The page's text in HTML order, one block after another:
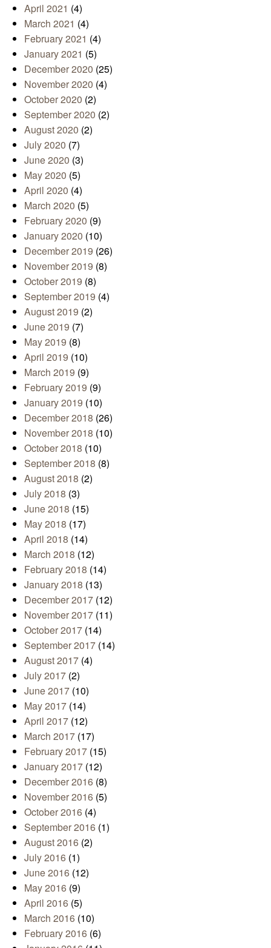
April 2021 (4)
March 2021 (4)
February 2021 (4)
January 2021 (5)
December 2020 (25)
November 2020 (4)
October 2020 (2)
September 2020 (2)
August 2020 (2)
July 2020 (7)
June 2020 (3)
May 2020 (5)
April 2020 (4)
March 2020 (5)
February 2020 (9)
January 2020 (10)
December 2019 (26)
November 2019 (8)
October 2019 (8)
September 2019 (4)
August 2019 (2)
June 2019 (7)
May 2019 (8)
April 2019 (10)
March 2019 (9)
February 2019 (9)
January 2019 (10)
December 2018 (26)
November 2018 (10)
October 2018 (10)
September 2018 (8)
August 2018 (2)
July 2018 (3)
June 2018 (15)
May 2018 (17)
April 2018 (14)
March 2018 (12)
February 2018 (14)
January 2018 (13)
December 2017 (12)
November 2017 (11)
October 2017 (14)
September 2017 (14)
August 2017 (4)
July 2017 (2)
June 2017 (10)
May 2017 (14)
April 2017 (12)
March 2017 (17)
February 2017 (15)
January 2017 (12)
December 2016 (8)
November 2016 (5)
October 2016 (4)
September 2016 (1)
August 2016 (2)
July 2016 (1)
June 2016 (12)
May 2016 (9)
April 2016 (5)
March 2016 (10)
February 2016 (6)